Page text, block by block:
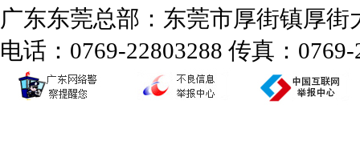
广东东莞总部：东莞市厚街镇厚
电话：0769-22803288 传真：0769-